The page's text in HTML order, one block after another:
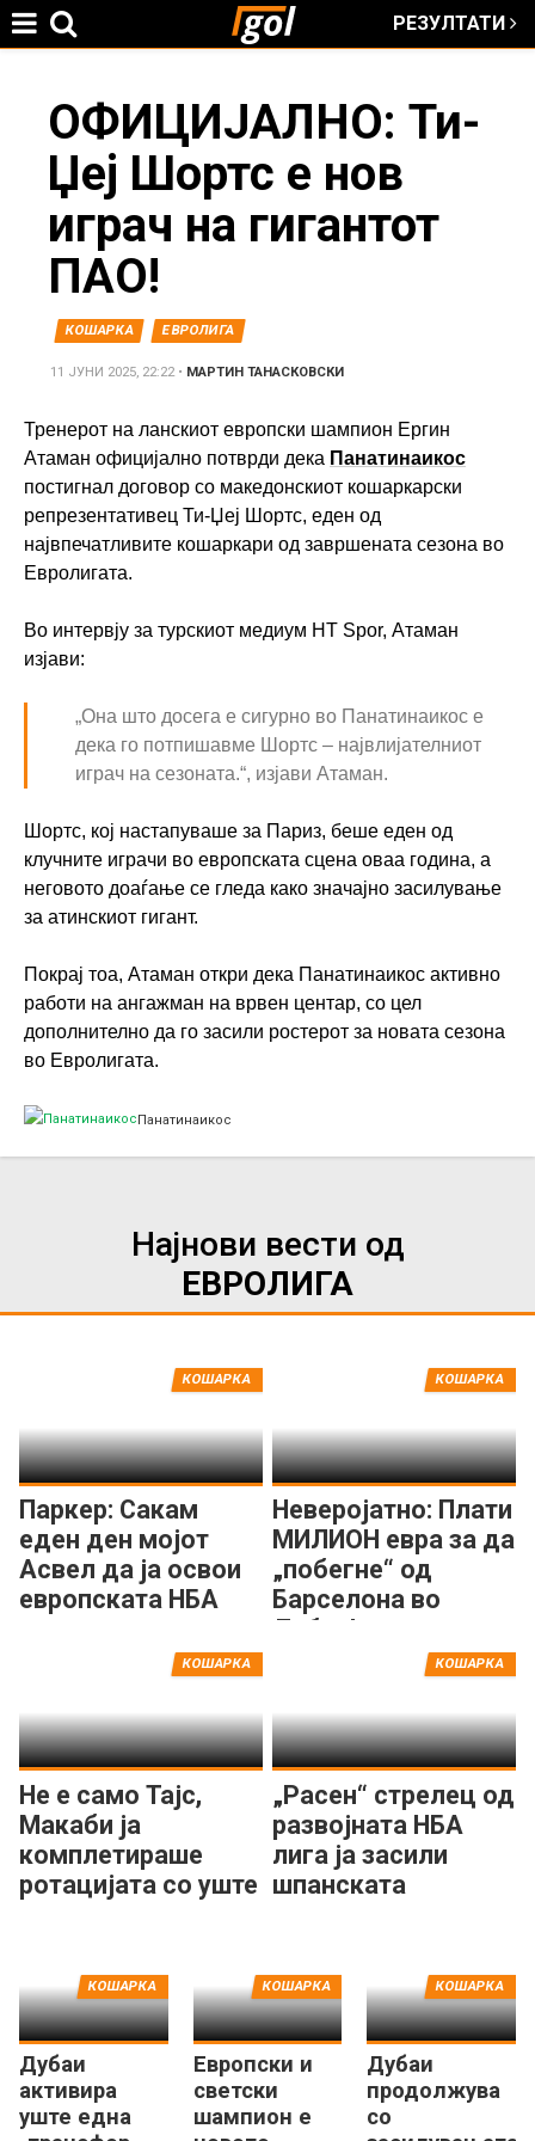
РЕЗУЛТАТИ
here
ОФИЦИЈАЛНО: Ти-
Џеј Шортс е нов
играч на гигантот
ПАО!
КОШАРКА ЕВРОЛИГА
11 ЈУНИ 2025, 22:22• МАРТИН ТАНАСКОВСКИ
Тренерот на ланскиот европски шампион Ергин
Атаман официјално потврди дека Панатинаикос
постигнал договор со македонскиот кошаркарски
репрезентативец Ти-Џеј Шортс, еден од
највпечатливите кошаркари од завршената сезона во
Евролигата.
Во интервју за турскиот медиум HT Spor, Атаман
изјави:
„Она што досега е сигурно во Панатинаикос е
дека го потпишавме Шортс – највлијателниот
играч на сезоната.“, изјави Атаман.
Шортс, кој настапуваше за Париз, беше еден од
клучните играчи во европската сцена оваа година, а
неговото доаѓање се гледа како значајно засилување
за атинскиот гигант.
Покрај тоа, Атаман откри дека Панатинаикос активно
работи на ангажман на врвен центар, со цел
дополнително да го засили ростерот за новата сезона
во Евролигата.
Панатинаикос
Најнови вести од
ЕВРОЛИГА
Паркер: Сакам
еден ден мојот
Асвел да ја освои
европската НБА
КОШАРКА
Неверојатно: Плати
МИЛИОН евра за да
„побегне“ од
Барселона во
Дубаи!
КОШАРКА
Не е само Тајс,
Макаби ја
комплетираше
ротацијата со уште
КОШАРКА
„Расен“ стрелец од
развојната НБА
лига ја засили
шпанската
КОШАРКА
Дубаи
активира
уште една
КОШАРКА
Европски и
светски
шампион е
КОШАРКА
Дубаи
продолжува
со
КОШАРКА